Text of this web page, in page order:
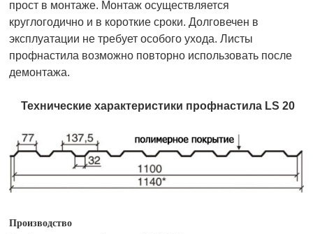
прост в монтаже. Монтаж осуществляется
круглогодично и в короткие сроки. Долговечен в
эксплуатации не требует особого ухода. Листы
профнастила возможно повторно использовать после
демонтажа.
Технические характеристики профнастила LS 20
Производство